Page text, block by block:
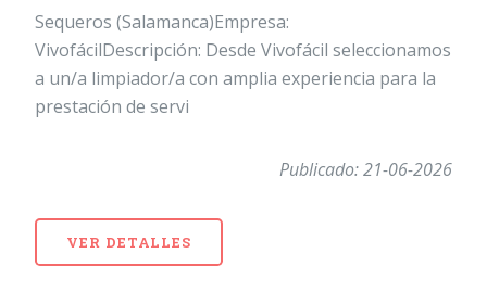
Sequeros (Salamanca)Empresa:
VivofácilDescripción: Desde Vivofácil seleccionamos
a un/a limpiador/a con amplia experiencia para la
prestación de servi
Publicado: 21-06-2026
VER DETALLES